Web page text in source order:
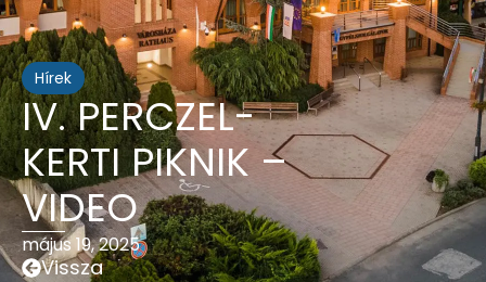
Hírek
IV. PERCZEL-
KERTI PIKNIK –
VIDEO
május 19, 2025
Vissza